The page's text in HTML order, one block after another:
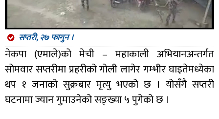
सप्तरी, २७ फागुन ।
नेकपा (एमाले)को मेची – महाकाली अभियानअन्तर्गत
सोमवार सप्तरीमा प्रहरीको गोली लागेर गम्भीर घाइतेमध्येका
थप १ जनाको सुक्रबार मृत्यु भएको छ । योसँगै सप्तरी
घटनामा ज्यान गुमाउनेको सङ्ख्या ५ पुगेको छ ।